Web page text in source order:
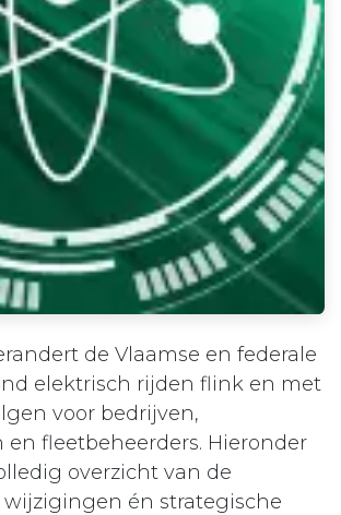
de Vlaamse en federale
elektrisch rijden flink en met
voor bedrijven,
en fleetbeheerders. Hieronder
overzicht van de
én strategische